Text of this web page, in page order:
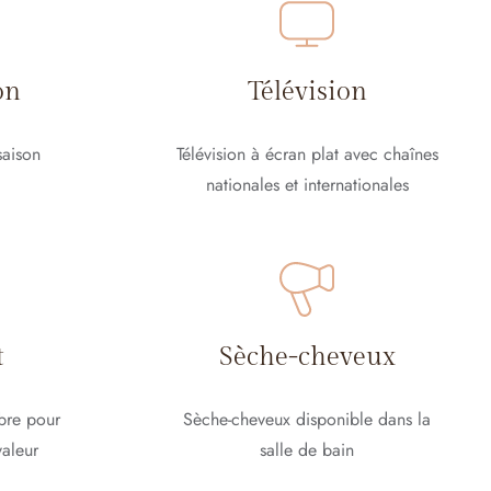
Télévision
Télévision à écran plat avec chaînes
nationales et internationales
pour
Sèche-cheveux
Sèche-cheveux disponible dans la
salle de bain